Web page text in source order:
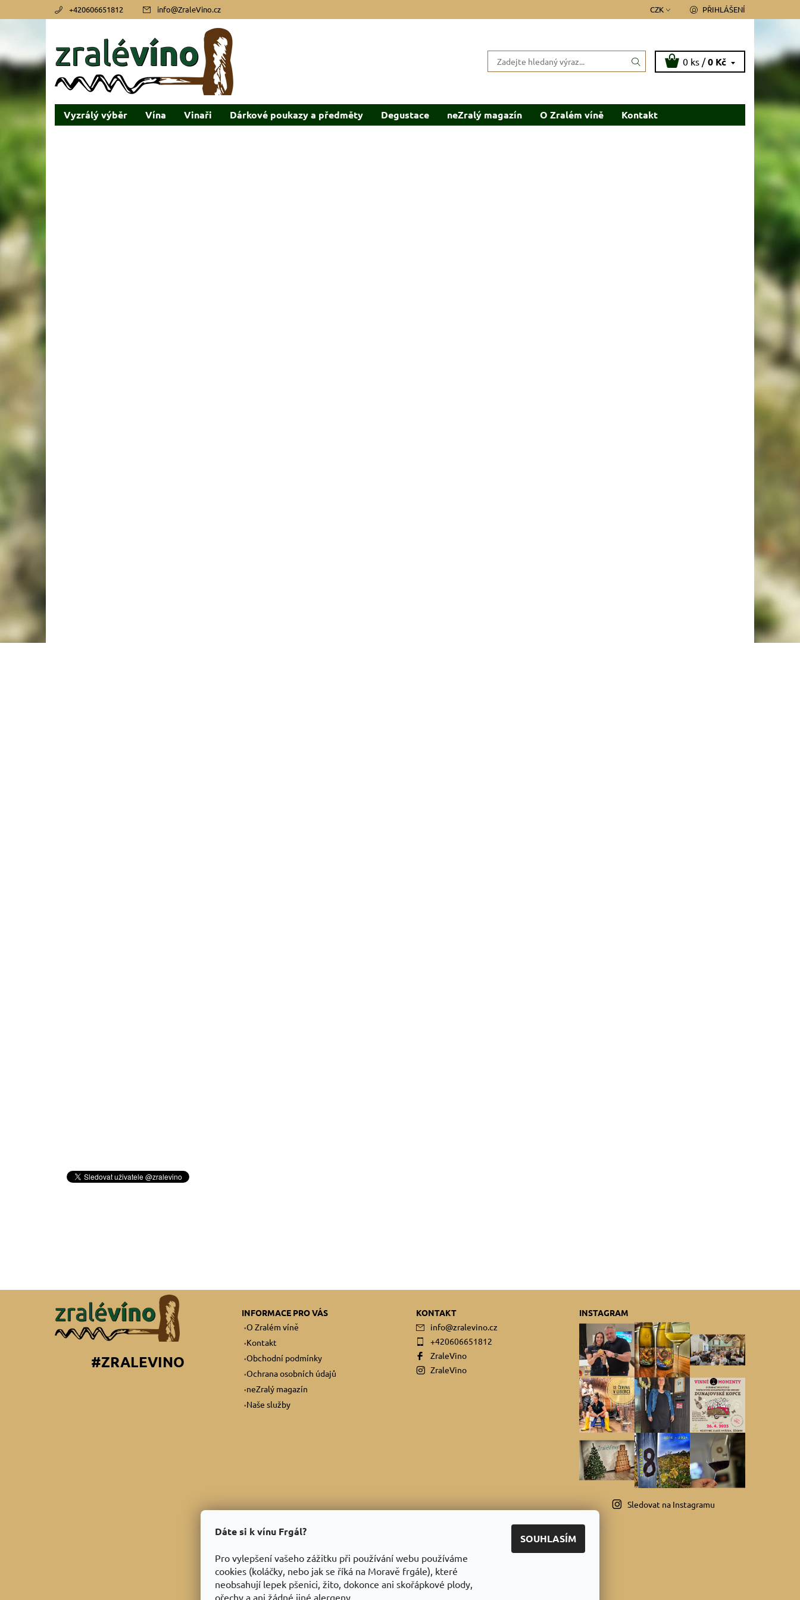
+420606651812 info@ZraleVino.cz CZK PŘIHLÁŠENÍ
0 ks /0 Kč
Vyzrálý výběr Vína Vinaři Dárkové poukazy a předměty Degustace neZralý magazín O Zralém víně Kontakt
#ZRALEVINO
INFORMACE PRO VÁS
O Zralém víně
Kontakt
Obchodní podmínky
Ochrana osobních údajů
neZralý magazín
Naše služby
KONTAKT
info@zralevino.cz
+420606651812
ZraleVino
ZraleVino
INSTAGRAM
Sledovat na Instagramu
Dáte si k vínu Frgál?
Pro vylepšení vašeho zážitku při používání webu používáme
cookies (koláčky, nebo jak se říká na Moravě frgále), které
neobsahují lepek pšenici, žito, dokonce ani skořápkové plody,
ořechy a ani žádné jiné alergeny.
SOUHLASÍM